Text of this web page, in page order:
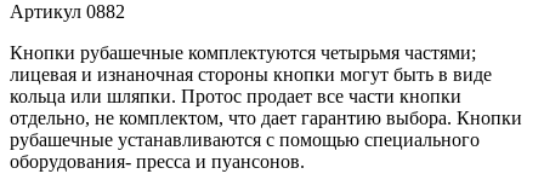
Артикул 0882
Кнопки рубашечные комплектуются четырьмя частями;
лицевая и изнаночная стороны кнопки могут быть в виде
кольца или шляпки. Протос продает все части кнопки
отдельно, не комплектом, что дает гарантию выбора. Кнопки
рубашечные устанавливаются с помощью специального
оборудования- пресса и пуансонов.